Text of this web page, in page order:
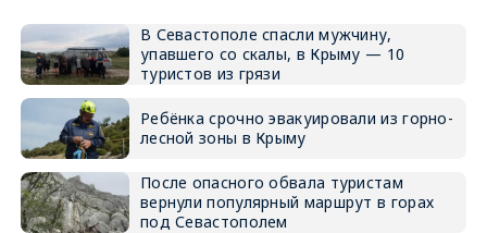
В Севастополе спасли мужчину,
упавшего со скалы, в Крыму — 10
туристов из грязи
Ребёнка срочно эвакуировали из горно-
лесной зоны в Крыму
После опасного обвала туристам
вернули популярный маршрут в горах
под Севастополем